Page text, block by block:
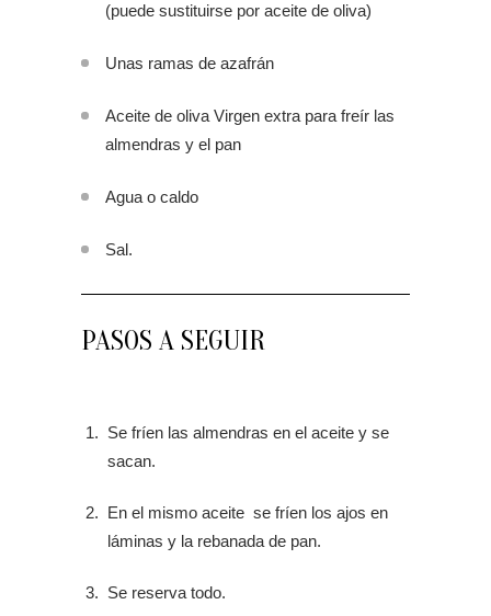
(puede sustituirse por aceite de oliva)
Unas ramas de azafrán
Aceite de oliva Virgen extra para freír las
almendras y el pan
Agua o caldo
Sal.
PASOS A SEGUIR
Se fríen las almendras en el aceite y se
sacan.
En el mismo aceite se fríen los ajos en
láminas y la rebanada de pan.
Se reserva todo.